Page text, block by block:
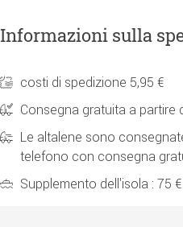
Informazioni sulla
costi di spedizione 5,95 €
Consegna gratuita a partire
Le altalene sono
telefono con consegna
Supplemento dell'isola : 75 €